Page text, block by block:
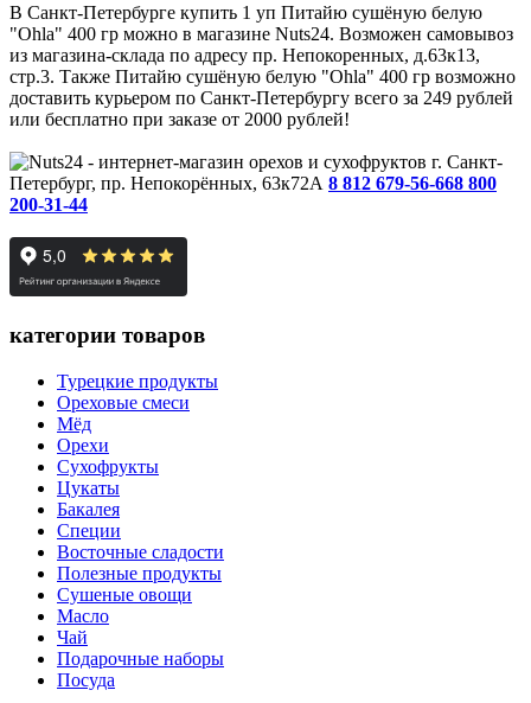
В Санкт-Петербурге купить 1 уп Питайю сушёную белую
"Ohla" 400 гр можно в магазине Nuts24. Возможен самовывоз
из магазина-склада по адресу пр. Непокоренных, д.63к13,
стр.3. Также Питайю сушёную белую "Ohla" 400 гр возможно
доставить курьером по Санкт-Петербургу всего за 249 рублей
или бесплатно при заказе от 2000 рублей!
г. Санкт-
Петербург, пр. Непокорённых, 63к72А 8 812 679-56-668 800
200-31-44
категории товаров
Турецкие продукты
Ореховые смеси
Мёд
Орехи
Сухофрукты
Цукаты
Бакалея
Специи
Восточные сладости
Полезные продукты
Сушеные овощи
Масло
Чай
Подарочные наборы
Посуда